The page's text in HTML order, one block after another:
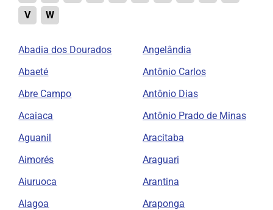
V
W
Abadia dos Dourados
Abaeté
Abre Campo
Acaiaca
Aguanil
Aimorés
Aiuruoca
Alagoa
Angelândia
Antônio Carlos
Antônio Dias
Antônio Prado de Minas
Aracitaba
Araguari
Arantina
Araponga